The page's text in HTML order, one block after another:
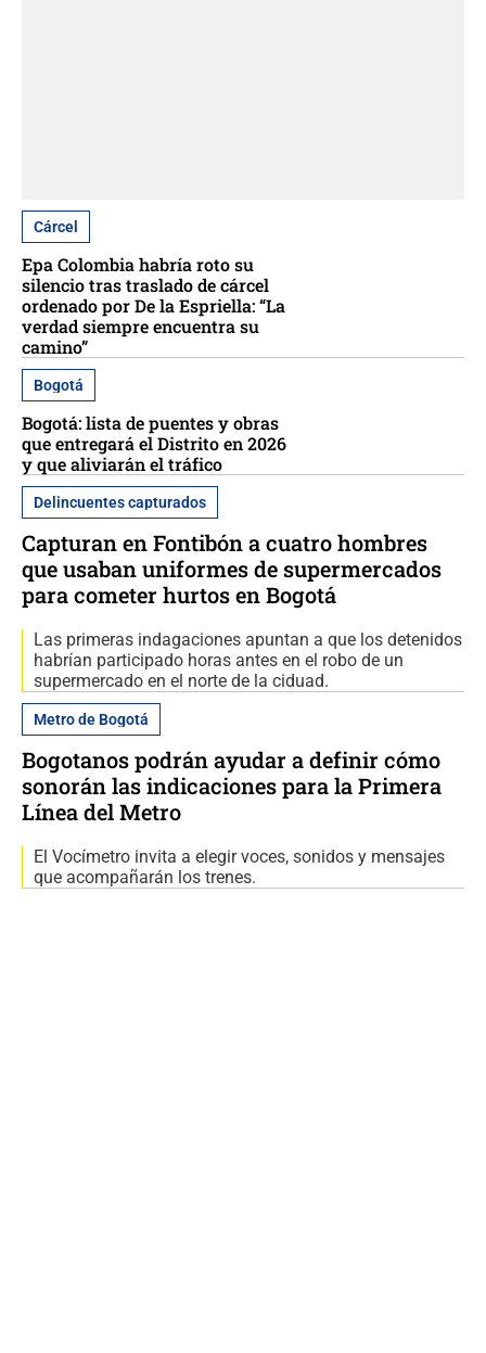
Cárcel
Epa Colombia habría roto su
silencio tras traslado de cárcel
ordenado por De la Espriella: “La
verdad siempre encuentra su
camino”
Bogotá
Bogotá: lista de puentes y obras
que entregará el Distrito en 2026
y que aliviarán el tráfico
Delincuentes capturados
Capturan en Fontibón a cuatro hombres
que usaban uniformes de supermercados
para cometer hurtos en Bogotá
Las primeras indagaciones apuntan a que los detenidos
habrían participado horas antes en el robo de un
supermercado en el norte de la ciduad.
Metro de Bogotá
Bogotanos podrán ayudar a definir cómo
sonorán las indicaciones para la Primera
Línea del Metro
El Vocímetro invita a elegir voces, sonidos y mensajes
que acompañarán los trenes.